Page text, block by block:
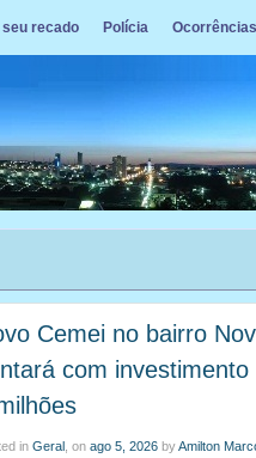
seu recado Polícia Ocorrências
Cemei no bairro
com
in Geral , on ago 5, 2026 byAmilton